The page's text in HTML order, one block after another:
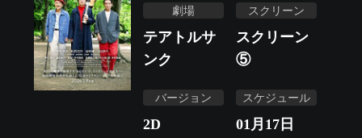
劇場
テアトルサ
ンク
スクリーン
スクリーン
⑤
バージョン
2D
スケジュール
01月17日